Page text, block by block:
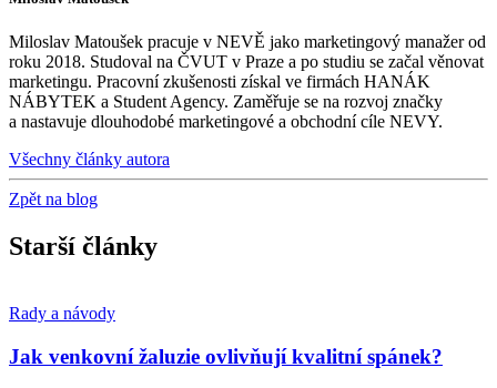
Miloslav Matoušek pracuje v NEVĚ jako marketingový manažer od
roku 2018. Studoval na ČVUT v Praze a po studiu se začal věnovat
marketingu. Pracovní zkušenosti získal ve firmách HANÁK
NÁBYTEK a Student Agency. Zaměřuje se na rozvoj značky
a nastavuje dlouhodobé marketingové a obchodní cíle NEVY.
Všechny články autora
Zpět na blog
Starší články
Rady a návody
Jak venkovní žaluzie ovlivňují kvalitní spánek?